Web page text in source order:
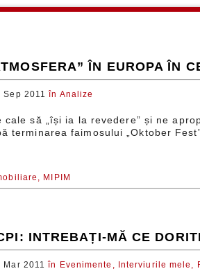
ÎN EUROPA ÎN
Sep 2011 în Analize
cale să „își ia la revedere” și ne
terminarea faimosului „Oktober
MIPIM
INTREBAȚI-MĂ CE
Mar 2011 în Evenimente, Interviurile mele,